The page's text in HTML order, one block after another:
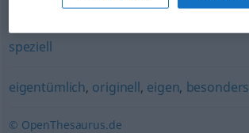
speziell
eigentümlich, originell, eigen, besonders
© OpenThesaurus.de